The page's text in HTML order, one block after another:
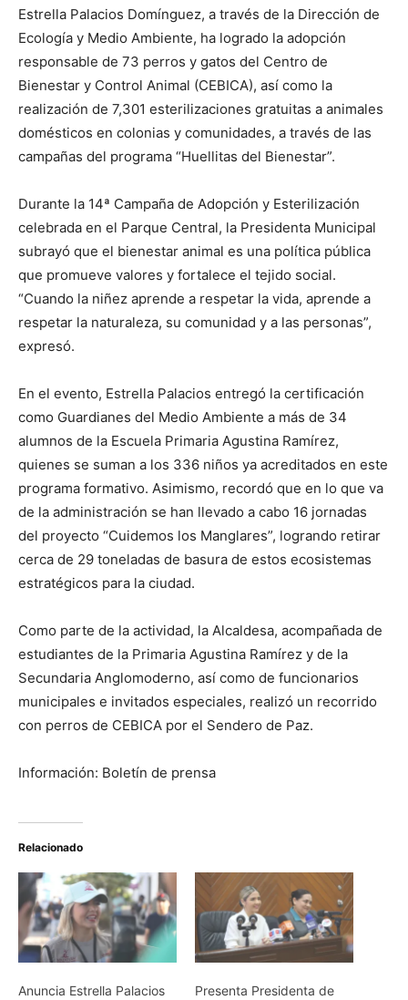
Estrella Palacios Domínguez, a través de la Dirección de
Ecología y Medio Ambiente, ha logrado la adopción
responsable de 73 perros y gatos del Centro de
Bienestar y Control Animal (CEBICA), así como la
realización de 7,301 esterilizaciones gratuitas a animales
domésticos en colonias y comunidades, a través de las
campañas del programa “Huellitas del Bienestar”.
Durante la 14ª Campaña de Adopción y Esterilización
celebrada en el Parque Central, la Presidenta Municipal
subrayó que el bienestar animal es una política pública
que promueve valores y fortalece el tejido social.
“Cuando la niñez aprende a respetar la vida, aprende a
respetar la naturaleza, su comunidad y a las personas”,
expresó.
En el evento, Estrella Palacios entregó la certificación
como Guardianes del Medio Ambiente a más de 34
alumnos de la Escuela Primaria Agustina Ramírez,
quienes se suman a los 336 niños ya acreditados en este
programa formativo. Asimismo, recordó que en lo que va
de la administración se han llevado a cabo 16 jornadas
del proyecto “Cuidemos los Manglares”, logrando retirar
cerca de 29 toneladas de basura de estos ecosistemas
estratégicos para la ciudad.
Como parte de la actividad, la Alcaldesa, acompañada de
estudiantes de la Primaria Agustina Ramírez y de la
Secundaria Anglomoderno, así como de funcionarios
municipales e invitados especiales, realizó un recorrido
con perros de CEBICA por el Sendero de Paz.
Información: Boletín de prensa
Relacionado
Anuncia Estrella Palacios
Presenta Presidenta de